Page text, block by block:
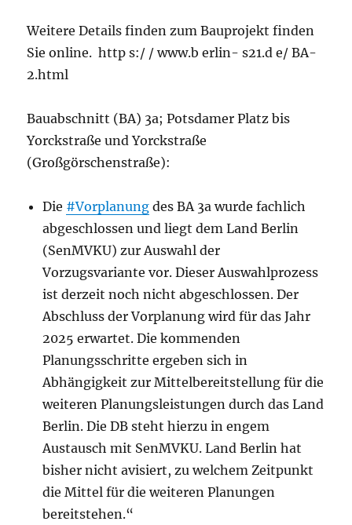
Weitere Details finden zum Bauprojekt finden
Sie online. http s:/ / www.b erlin- s21.d e/ BA-
2.html
Bauabschnitt (BA) 3a; Potsdamer Platz bis
Yorckstraße und Yorckstraße
(Großgörschenstraße):
Die #Vorplanung des BA 3a wurde fachlich
abgeschlossen und liegt dem Land Berlin
(SenMVKU) zur Auswahl der
Vorzugsvariante vor. Dieser Auswahlprozess
ist derzeit noch nicht abgeschlossen. Der
Abschluss der Vorplanung wird für das Jahr
2025 erwartet. Die kommenden
Planungsschritte ergeben sich in
Abhängigkeit zur Mittelbereitstellung für die
weiteren Planungsleistungen durch das Land
Berlin. Die DB steht hierzu in engem
Austausch mit SenMVKU. Land Berlin hat
bisher nicht avisiert, zu welchem Zeitpunkt
die Mittel für die weiteren Planungen
bereitstehen.“